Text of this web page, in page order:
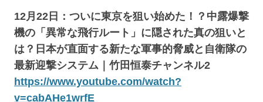
12月22日：ついに東京を狙い始めた！？中露爆撃
機の「異常な飛行ルート」に隠された真の狙いと
は？日本が直面する新たな軍事的脅威と自衛隊の
最新迎撃システム｜竹田恒泰チャンネル2
https://www.youtube.com/watch?
v=cabAHe1wrfE